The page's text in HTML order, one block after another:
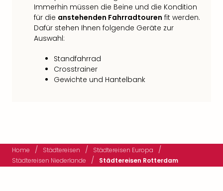
Immerhin müssen die Beine und die Kondition
für die anstehenden Fahrradtouren fit werden.
Dafür stehen Ihnen folgende Geräte zur
Auswahl:
Standfahrrad
Crosstrainer
Gewichte und Hantelbank
Home / Städtereisen / Städtereisen Europa /
Städtereisen Niederlande / Städtereisen Rotterdam